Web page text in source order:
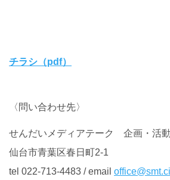
チラシ（pdf）
〈問い合わせ先〉
せんだいメディアテーク 企画・活
仙台市青葉区春日町2-1
tel 022-713-4483 /email